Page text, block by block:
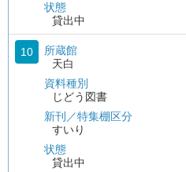
状態
貸出中
10
所蔵館
天白
資料種別
じどう図書
新刊／特集棚区分
すいり
状態
貸出中